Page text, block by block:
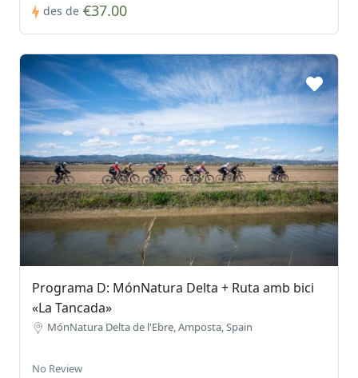
des de €37.00
Programa D: MónNatura Delta + Ruta amb bici
«La Tancada»
MónNatura Delta de l'Ebre, Amposta, Spain
No Review